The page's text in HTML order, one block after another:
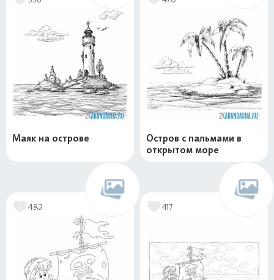
Маяк на острове
Остров с пальмами в
открытом море
482 417